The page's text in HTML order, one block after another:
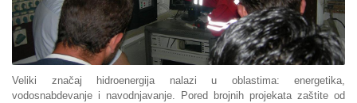
Veliki značaj hidroenergija nalazi u oblastima: energetika,
vodosnabdevanje i navodnjavanje. Pored brojnih projekata zaštite od